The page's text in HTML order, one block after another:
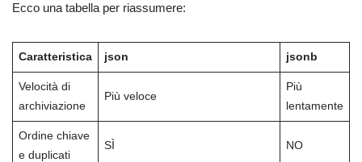
Ecco una tabella per riassumere:
Caratteristica json jsonb
Velocità di
archiviazione
Più veloce
Più
lentamente
Ordine chiave
e duplicati
SÌ NO